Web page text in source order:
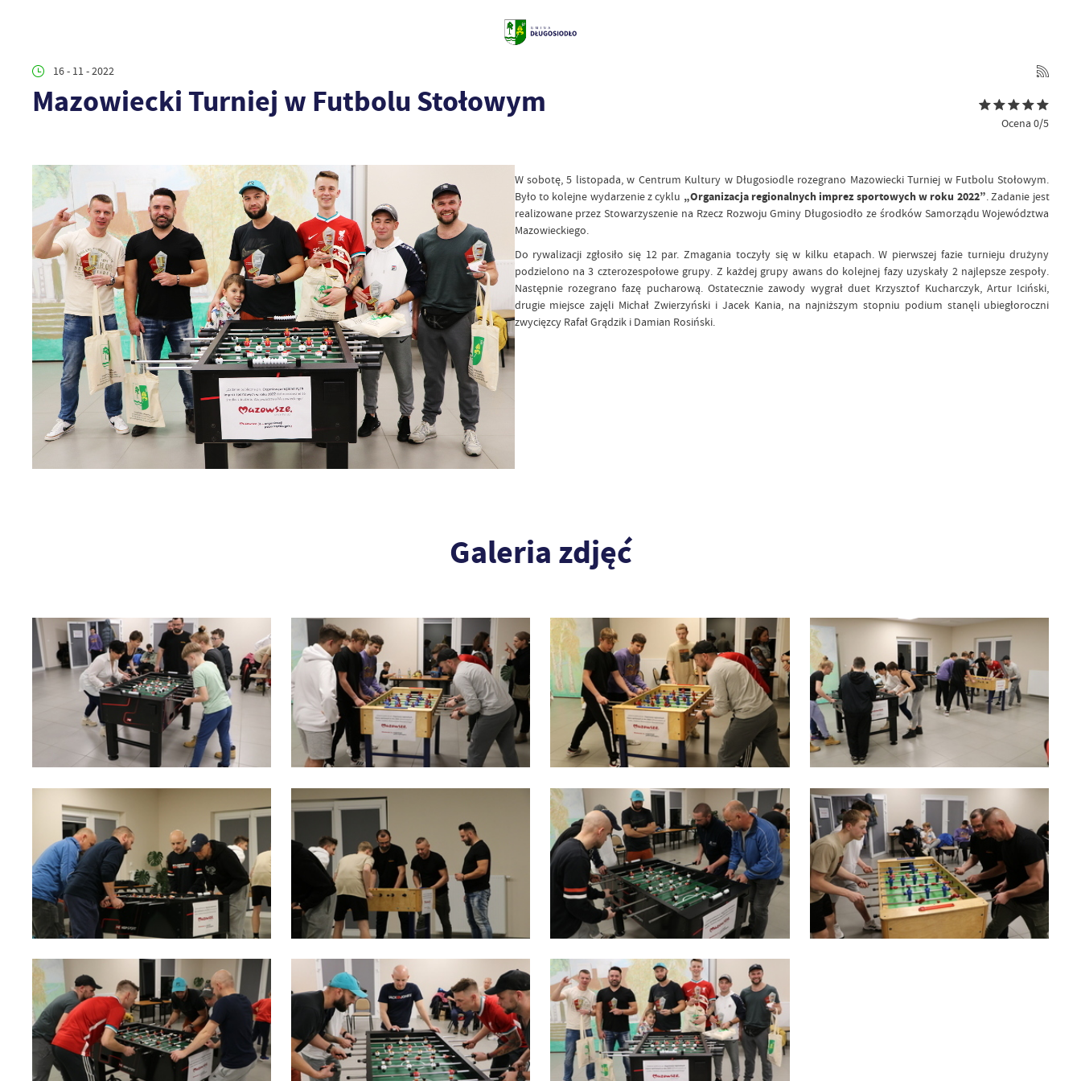
16 - 11 - 2022
Mazowiecki Turniej w Futbolu Stołowym
Ocena 0/5
W sobotę, 5 listopada, w Centrum Kultury w Długosiodle rozegrano Mazowiecki Turniej w Futbolu Stołowym.
Było to kolejne wydarzenie z cyklu „Organizacja regionalnych imprez sportowych w roku 2022”. Zadanie jest
realizowane przez Stowarzyszenie na Rzecz Rozwoju Gminy Długosiodło ze środków Samorządu Województwa
Mazowieckiego.
Do rywalizacji zgłosiło się 12 par. Zmagania toczyły się w kilku etapach. W pierwszej fazie turnieju drużyny
podzielono na 3 czterozespołowe grupy. Z każdej grupy awans do kolejnej fazy uzyskały 2 najlepsze zespoły.
Następnie rozegrano fazę pucharową. Ostatecznie zawody wygrał duet Krzysztof Kucharczyk, Artur Iciński,
drugie miejsce zajęli Michał Zwierzyński i Jacek Kania, na najniższym stopniu podium stanęli ubiegłoroczni
zwycięzcy Rafał Grądzik i Damian Rosiński.
Galeria zdjęć